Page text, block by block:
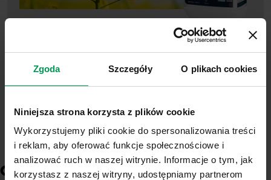
Zgoda Szczegóły O plikach cookies
Niniejsza strona korzysta z plików cookie
Wykorzystujemy pliki cookie do spersonalizowania treści
i reklam, aby oferować funkcje społecznościowe i
analizować ruch w naszej witrynie. Informacje o tym, jak
korzystasz z naszej witryny, udostępniamy partnerom
LEPTOSAR® 200 SL
Sprawdź dostępność
DYSTRYBUTORZY
ODDZIAŁY